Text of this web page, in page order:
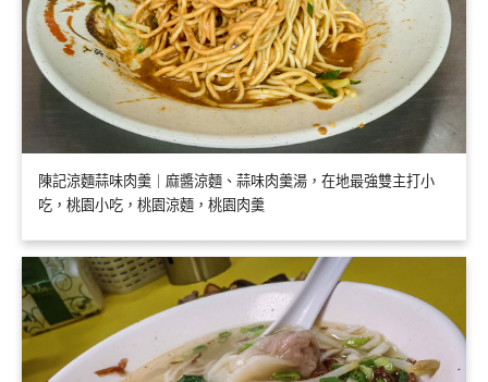
陳記涼麵蒜味肉羹｜麻醬涼麵、蒜味肉羹湯，在地最強雙主打小
吃，桃園小吃，桃園涼麵，桃園肉羹